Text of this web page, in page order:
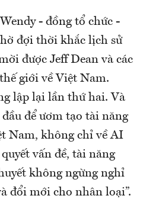
- đồng tổ chức -
đợi thời khắc lịch sử
được Jeff Dean và các
giới về Việt Nam.
lập lại lần thứ hai. Và
để ươm tạo tài năng
Nam, không chỉ về AI
vấn đề, tài năng
không ngừng nghỉ
đổi mới cho nhân loại”.